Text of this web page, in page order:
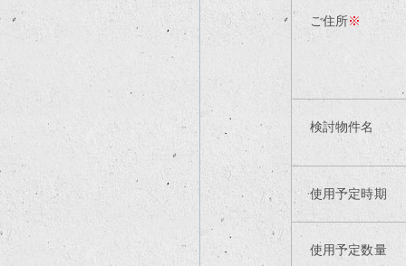
ご住所※
検討物件名
使用予定時期
使用予定数量